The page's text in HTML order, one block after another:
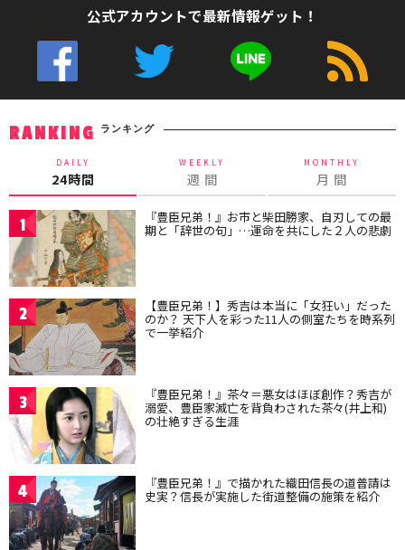
公式アカウントで最新情報ゲット！
RANKING ランキング
DAILY
24時間
WEEKLY
週 間
MONTHLY
月 間
1 『豊臣兄弟！』お市と柴田勝家、自刃しての最
期と「辞世の句」…運命を共にした２人の悲劇
2 【豊臣兄弟！】秀吉は本当に「女狂い」だった
のか？ 天下人を彩った11人の側室たちを時系列
で一挙紹介
3 『豊臣兄弟！』茶々＝悪女はほぼ創作？秀吉が
溺愛、豊臣家滅亡を背負わされた茶々(井上和)
の壮絶すぎる生涯
4 『豊臣兄弟！』で描かれた織田信長の道普請は
史実？信長が実施した街道整備の施策を紹介